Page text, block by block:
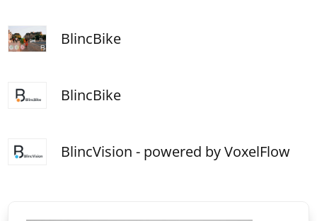
BlincBike
BlincBike
BlincVision - powered by VoxelFlow